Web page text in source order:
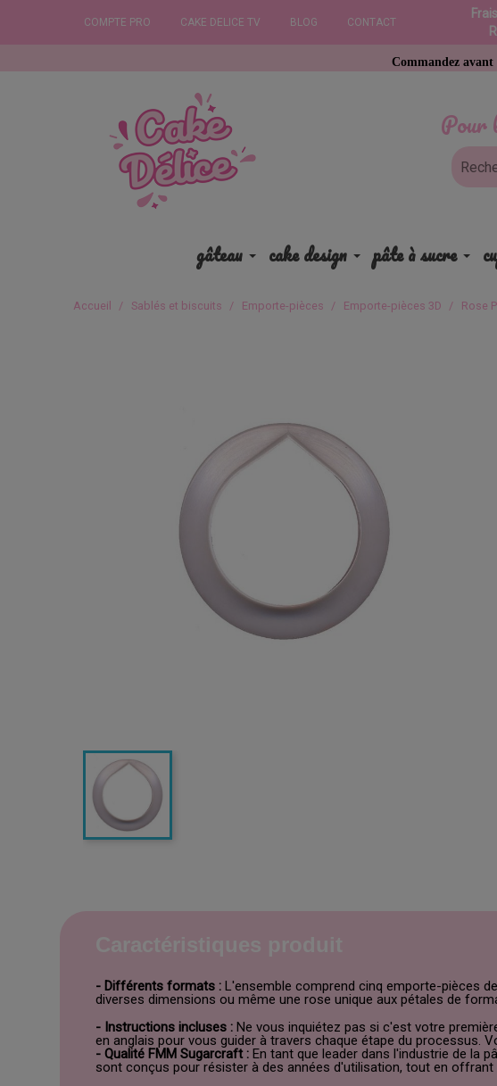
COMPTE PRO CAKE DELICE TV BLOG CONTACT
Pour
Commandez avant 12h,
gâteau cake design pâte à sucre
Accueil Sablés et biscuits Emporte-pièces Emporte-pièces 3D Rose
- Différents formats : L'ensemble comprend cinq emporte-pièces
diverses dimensions ou même une rose unique aux pétales de
- Instructions incluses : Ne vous inquiétez pas si c'est votre
en anglais pour vous guider à travers chaque étape du processus.
- Qualité FMM Sugarcraft : En tant que leader dans l'industrie de la
sont conçus pour résister à des années d'utilisation, tout en